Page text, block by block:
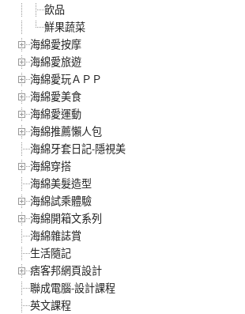
飲品
鮮果蔬菜
海綿愛按摩
海綿愛旅遊
海綿愛玩ＡＰＰ
海綿愛美食
海綿愛運動
海綿推薦懶人包
海綿牙套日記-隱視美
海綿穿搭
海綿美髮造型
海綿試乘體驗
海綿開箱文系列
海綿雜誌賞
生活隨記
痞客邦網頁設計
聯成電腦-設計課程
英文課程